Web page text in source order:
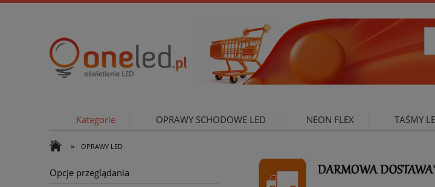
Kategorie OPRAWY SCHODOWE LED NEON FLEX TAŚMY
» OPRAWY LED
Opcje przeglądania